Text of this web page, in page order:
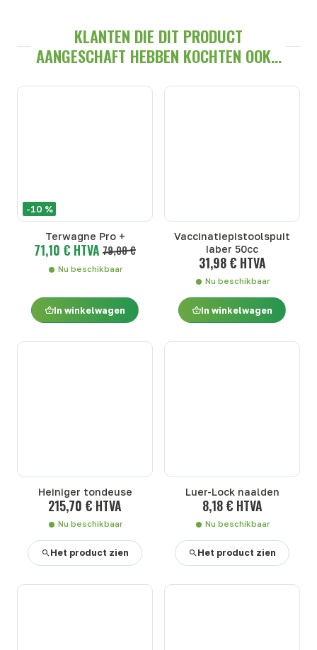
KLANTEN DIE DIT PRODUCT
AANGESCHAFT HEBBEN KOCHTEN OOK...
-10 %
Terwagne Pro +
71,10 € HTVA 79,00 €
Nu beschikbaar
In winkelwagen
Vaccinatiepistoolspuit
Iaber 50cc
31,98 € HTVA
Nu beschikbaar
In winkelwagen
Heiniger tondeuse
215,70 € HTVA
Nu beschikbaar
Het product zien
Luer-Lock naalden
8,18 € HTVA
Nu beschikbaar
Het product zien